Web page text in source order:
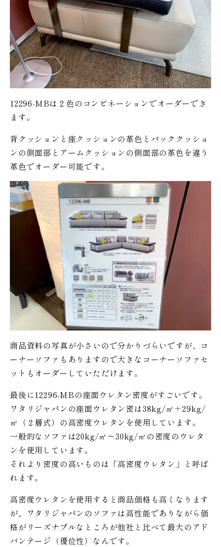
12296-MBは２色のコンビネーションでオーダーでき
ます。
背クッションと座クッションの革色とバッククッショ
ンの側面部とアームクッションの側面部の革色を違う
革色でオーダー可能です。
商品資料の写真が小さいので分かりづらいですが、コ
ーナーソファもありますので大きなコーナーソファセ
ットもオーダーしていただけます。
最後に12296-MBの座面ウレタン密度がすごいです。
ワタリジャパンの座面ウレタン密は38kg/㎥＋29kg/
㎥（２層式）の高密度ウレタンを使用しています。
一般的なソファは20kg/㎥〜30kg/㎥の密度のウレタ
ンを使用しています。
それより密度の高いものは「高密度ウレタン」と呼ば
れます。
高密度ウレタンを使用すると商品価格も高くなります
が、ワタリジャパンのソファは高性能でありながら価
格がリーズナブルなところが他社と比べて最大のアド
バンテージ（優位性）なんです。